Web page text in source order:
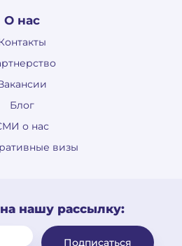
О нас
Блог
о нас
визы
нашу рассылку:
Подписаться